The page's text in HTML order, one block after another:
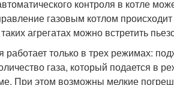
контроля в котле
газовым котлом происходит
агрегатах можно встретить
работает только в трех режимах:
газа, который подается в
При этом возможны мелкие